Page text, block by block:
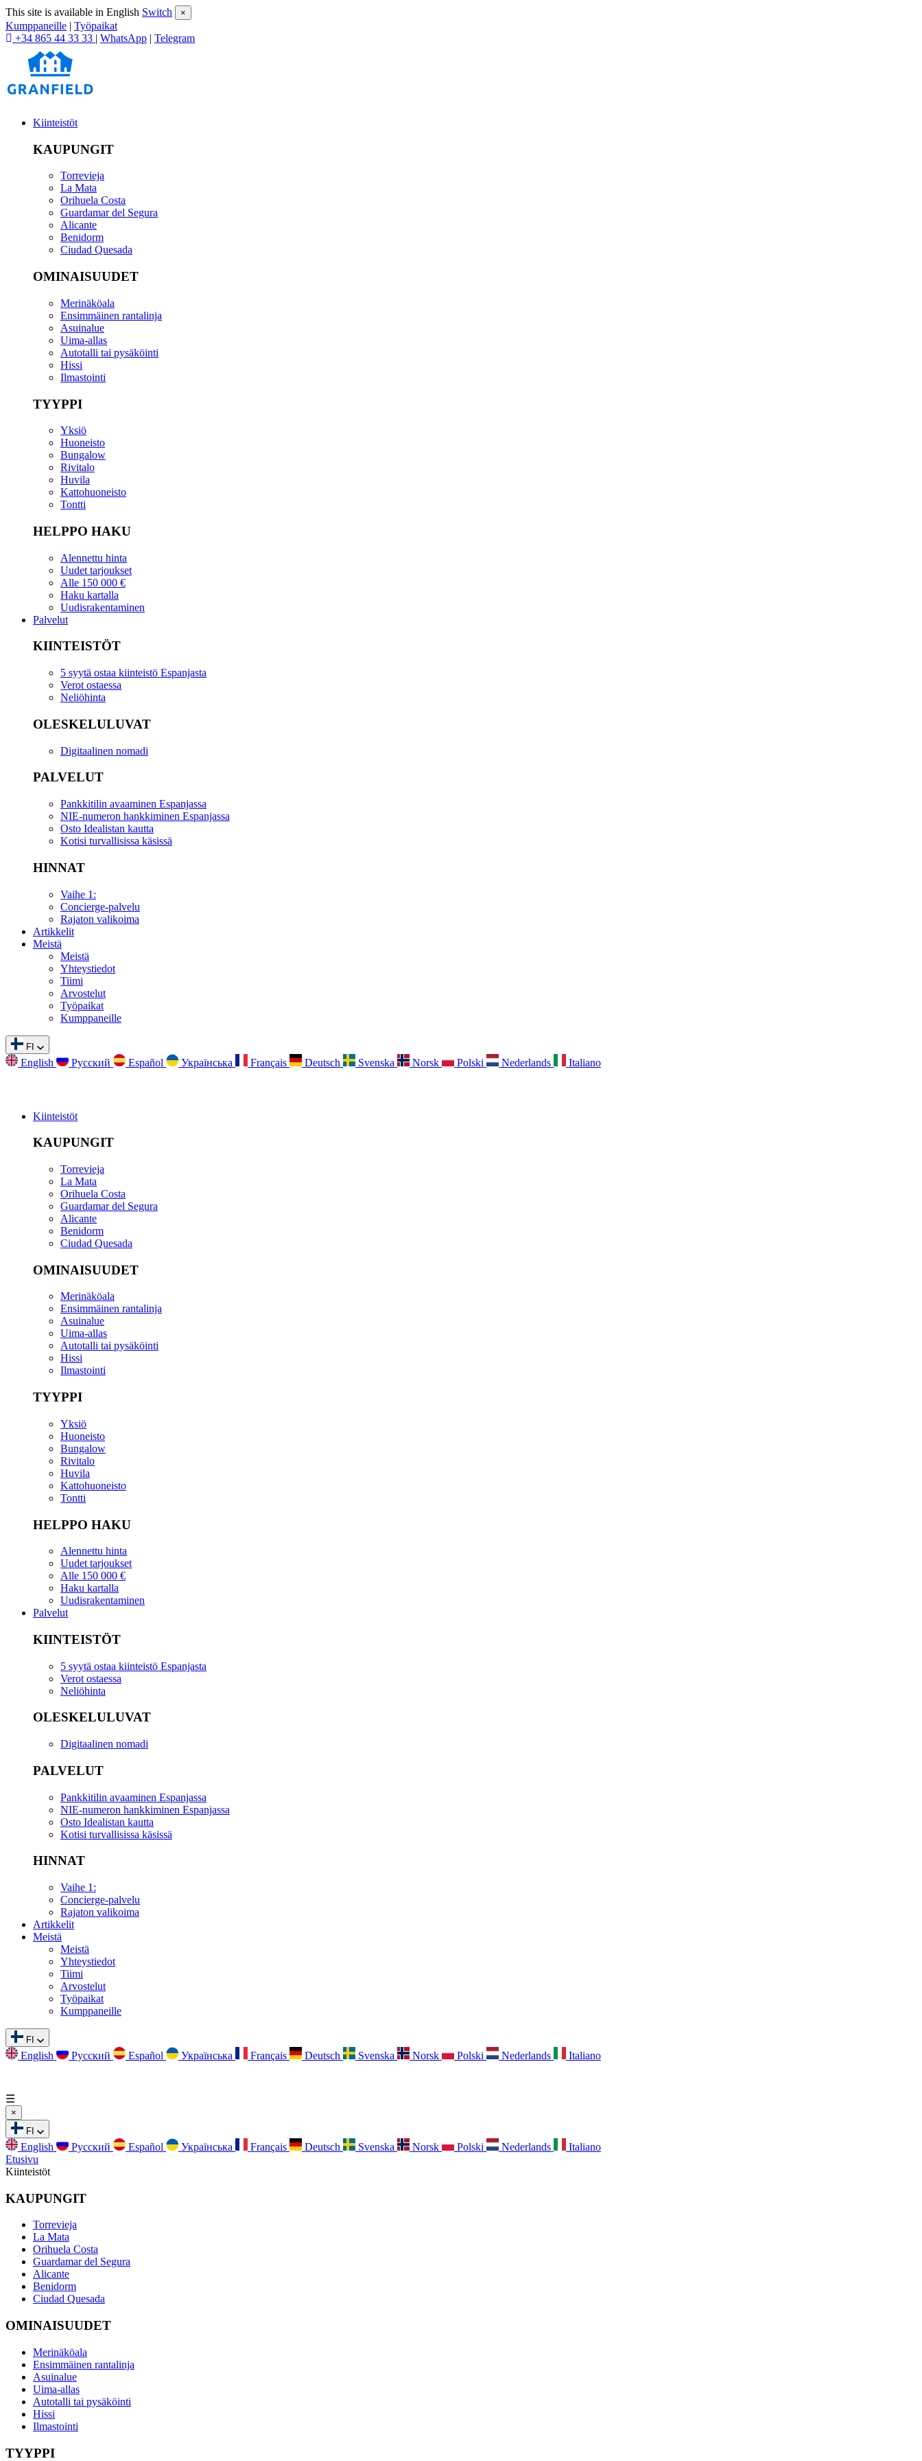
This site is available in English Switch ×
Kumppaneille | Työpaikat
+34 865 44 33 33 | WhatsApp | Telegram
Kiinteistöt
KAUPUNGIT
Torrevieja
La Mata
Orihuela Costa
Guardamar del Segura
Alicante
Benidorm
Ciudad Quesada
OMINAISUUDET
Merinäköala
Ensimmäinen rantalinja
Asuinalue
Uima-allas
Autotalli tai pysäköinti
Hissi
Ilmastointi
TYYPPI
Yksiö
Huoneisto
Bungalow
Rivitalo
Huvila
Kattohuoneisto
Tontti
HELPPO HAKU
Alennettu hinta
Uudet tarjoukset
Alle 150 000 €
Haku kartalla
Uudisrakentaminen
Palvelut
KIINTEISTÖT
5 syytä ostaa kiinteistö Espanjasta
Verot ostaessa
Neliöhinta
OLESKELULUVAT
Digitaalinen nomadi
PALVELUT
Pankkitilin avaaminen Espanjassa
NIE-numeron hankkiminen Espanjassa
Osto Idealistan kautta
Kotisi turvallisissa käsissä
HINNAT
Vaihe 1:
Concierge-palvelu
Rajaton valikoima
Artikkelit
Meistä
Meistä
Yhteystiedot
Tiimi
Arvostelut
Työpaikat
Kumppaneille
FI
English Русский Español Українська Français Deutsch Svenska Norsk Polski Nederlands Italiano
Kiinteistöt
KAUPUNGIT
Torrevieja
La Mata
Orihuela Costa
Guardamar del Segura
Alicante
Benidorm
Ciudad Quesada
OMINAISUUDET
Merinäköala
Ensimmäinen rantalinja
Asuinalue
Uima-allas
Autotalli tai pysäköinti
Hissi
Ilmastointi
TYYPPI
Yksiö
Huoneisto
Bungalow
Rivitalo
Huvila
Kattohuoneisto
Tontti
HELPPO HAKU
Alennettu hinta
Uudet tarjoukset
Alle 150 000 €
Haku kartalla
Uudisrakentaminen
Palvelut
KIINTEISTÖT
5 syytä ostaa kiinteistö Espanjasta
Verot ostaessa
Neliöhinta
OLESKELULUVAT
Digitaalinen nomadi
PALVELUT
Pankkitilin avaaminen Espanjassa
NIE-numeron hankkiminen Espanjassa
Osto Idealistan kautta
Kotisi turvallisissa käsissä
HINNAT
Vaihe 1:
Concierge-palvelu
Rajaton valikoima
Artikkelit
Meistä
Meistä
Yhteystiedot
Tiimi
Arvostelut
Työpaikat
Kumppaneille
FI
English Русский Español Українська Français Deutsch Svenska Norsk Polski Nederlands Italiano
☰
×
FI
English Русский Español Українська Français Deutsch Svenska Norsk Polski Nederlands
Italiano
Etusivu
Kiinteistöt
KAUPUNGIT
Torrevieja
La Mata
Orihuela Costa
Guardamar del Segura
Alicante
Benidorm
Ciudad Quesada
OMINAISUUDET
Merinäköala
Ensimmäinen rantalinja
Asuinalue
Uima-allas
Autotalli tai pysäköinti
Hissi
Ilmastointi
TYYPPI